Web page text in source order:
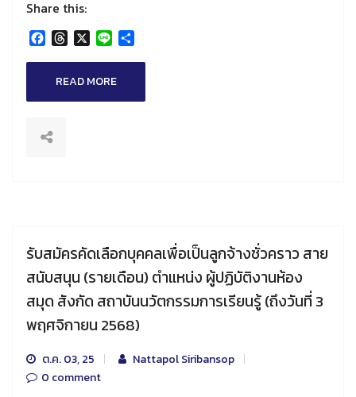
Share this:
Facebook
Threads
X Line
READ MORE
รับสมัครคัดเลือกบุคคลเพื่อเป็นลูกจ้างชั่วคราว สาย
สนับสนุน (รายเดือน) ตำแหน่ง ผู้ปฏิบัติงานห้อง
สมุด สังกัด สถาบันนวัตกรรมการเรียนรู้ (ถึงวันที่ 3
พฤศจิกายน 2568)
ต.ค. 03, 25
Nattapol Siribansop
0 comment